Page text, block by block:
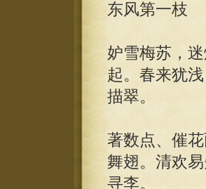
东风第一枝
妒雪梅苏，
起。春来犹
描翠。
著数点、催
舞翅。清欢
寻李。